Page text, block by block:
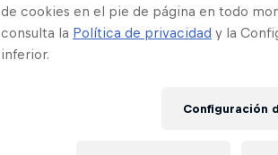
de cookies en el pie de página en todo
consulta la Política de privacidad y la
inferior.
Configuración